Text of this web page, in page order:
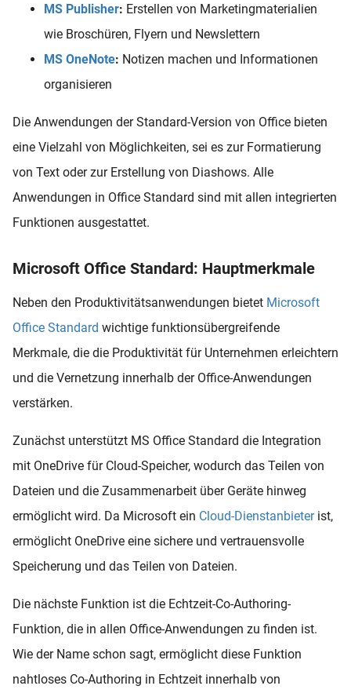
MS Publisher: Erstellen von Marketingmaterialien
wie Broschüren, Flyern und Newslettern
MS OneNote: Notizen machen und Informationen
organisieren
Die Anwendungen der Standard-Version von Office bieten
eine Vielzahl von Möglichkeiten, sei es zur Formatierung
von Text oder zur Erstellung von Diashows. Alle
Anwendungen in Office Standard sind mit allen integrierten
Funktionen ausgestattet.
Microsoft Office Standard: Hauptmerkmale
Neben den Produktivitätsanwendungen bietet Microsoft
Office Standard wichtige funktionsübergreifende
Merkmale, die die Produktivität für Unternehmen erleichtern
und die Vernetzung innerhalb der Office-Anwendungen
verstärken.
Zunächst unterstützt MS Office Standard die Integration
mit OneDrive für Cloud-Speicher, wodurch das Teilen von
Dateien und die Zusammenarbeit über Geräte hinweg
ermöglicht wird. Da Microsoft ein Cloud-Dienstanbieterist,
ermöglicht OneDrive eine sichere und vertrauensvolle
Speicherung und das Teilen von Dateien.
Die nächste Funktion ist die Echtzeit-Co-Authoring-
Funktion, die in allen Office-Anwendungen zu finden ist.
Wie der Name schon sagt, ermöglicht diese Funktion
nahtloses Co-Authoring in Echtzeit innerhalb von